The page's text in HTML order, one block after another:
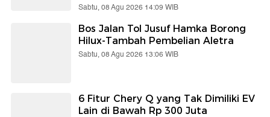
Sabtu, 08 Agu 2026 14:09 WIB
Bos Jalan Tol Jusuf Hamka Borong
Hilux-Tambah Pembelian Aletra
Sabtu, 08 Agu 2026 13:06 WIB
6 Fitur Chery Q yang Tak Dimiliki EV
Lain di Bawah Rp 300 Juta